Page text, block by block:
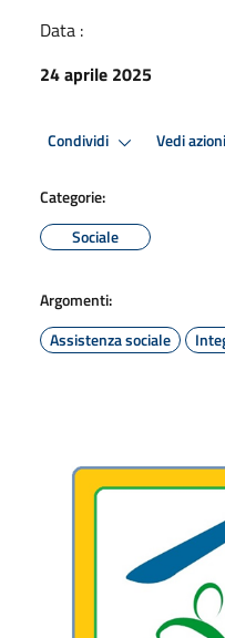
Data :
24 aprile 2025
Condividi Vedi azioni
Categorie:
Sociale
Argomenti:
Assistenza sociale